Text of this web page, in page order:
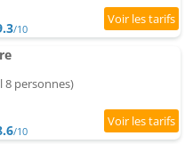
/10
8 personnes)
/10